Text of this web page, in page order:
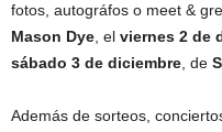
fotos, autográfos o meet &
Mason Dye , el viernes 2 de
sábado 3 de diciembre , de
Además de sorteos,